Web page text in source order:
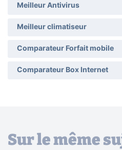
Meilleur Antivirus
Meilleur climatiseur
Comparateur Forfait mobile
Comparateur Box Internet
Sur le même